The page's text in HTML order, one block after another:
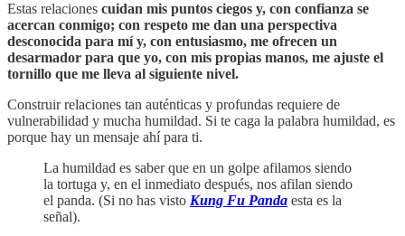
Estas relaciones cuidan mis puntos ciegos y, con confianza se
acercan conmigo; con respeto me dan una perspectiva
desconocida para mí y, con entusiasmo, me ofrecen un
desarmador para que yo, con mis propias manos, me ajuste el
tornillo que me lleva al siguiente nivel.
Construir relaciones tan auténticas y profundas requiere de
vulnerabilidad y mucha humildad. Si te caga la palabra humildad, es
porque hay un mensaje ahí para ti.
La humildad es saber que en un golpe afilamos siendo
la tortuga y, en el inmediato después, nos afilan siendo
el panda. (Si no has visto Kung Fu Panda esta es la
señal).